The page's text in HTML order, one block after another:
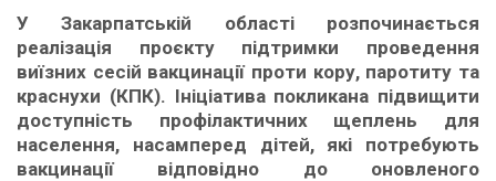
У Закарпатській області розпочинається
реалізація проєкту підтримки проведення
виїзних сесій вакцинації проти кору, паротиту та
краснухи (КПК). Ініціатива покликана підвищити
доступність профілактичних щеплень для
населення, насамперед дітей, які потребують
вакцинації відповідно до оновленого